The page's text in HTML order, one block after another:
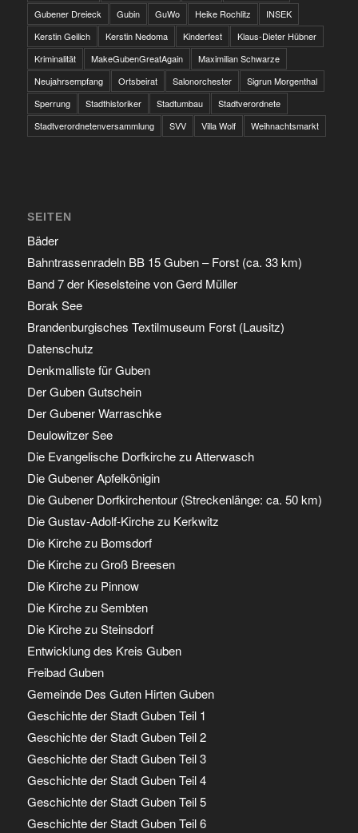
Gubener Dreieck
Gubin GuWo Heike Rochlitz
INSEK
Kerstin Geilich
Kerstin Nedoma Kinderfest
Klaus-Dieter Hübner
Kriminalität
MakeGubenGreatAgain
Maximilian Schwarze
Neujahrsempfang
Ortsbeirat Salonorchester
Sigrun Morgenthal
Sperrung
Stadthistoriker Stadtumbau
Stadtverordnete
Stadtverordnetenversammlung
SVV Villa Wolf Weihnachtsmarkt
SEITEN
Bäder
Bahntrassenradeln BB 15 Guben – Forst (ca. 33 km)
Band 7 der Kieselsteine von Gerd Müller
Borak See
Brandenburgisches Textilmuseum Forst (Lausitz)
Datenschutz
Denkmalliste für Guben
Der Guben Gutschein
Der Gubener Warraschke
Deulowitzer See
Die Evangelische Dorfkirche zu Atterwasch
Die Gubener Apfelkönigin
Die Gubener Dorfkirchentour (Streckenlänge: ca. 50 km)
Die Gustav-Adolf-Kirche zu Kerkwitz
Die Kirche zu Bomsdorf
Die Kirche zu Groß Breesen
Die Kirche zu Pinnow
Die Kirche zu Sembten
Die Kirche zu Steinsdorf
Entwicklung des Kreis Guben
Freibad Guben
Gemeinde Des Guten Hirten Guben
Geschichte der Stadt Guben Teil 1
Geschichte der Stadt Guben Teil 2
Geschichte der Stadt Guben Teil 3
Geschichte der Stadt Guben Teil 4
Geschichte der Stadt Guben Teil 5
Geschichte der Stadt Guben Teil 6